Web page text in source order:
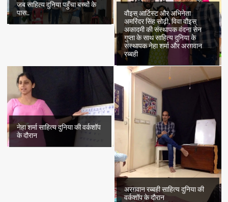
जब साहित्य दुनिया पहुँचा बच्चों के
पास..
वौइस् आर्टिस्ट और अभिनेता
अमरिंदर सिंह सोढ़ी, विवा वौइस्
अकादमी की संस्थापक वंदना सेन
गुप्ता के साथ साहित्य दुनिया के
संस्थापक नेहा शर्मा और अरग़वान
रब्बही
नेहा शर्मा साहित्य दुनिया की वर्कशॉप
के दौरान
अरग़वान रब्बही साहित्य दुनिया की
वर्कशॉप के दौरान